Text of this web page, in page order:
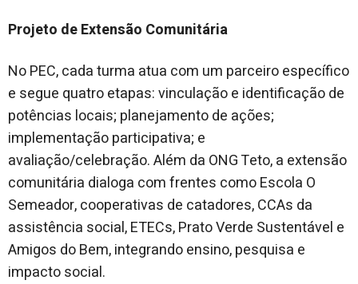
Projeto de Extensão Comunitária
No PEC, cada turma atua com um parceiro específico
e segue quatro etapas: vinculação e identificação de
potências locais; planejamento de ações;
implementação participativa; e
avaliação/celebração. Além da ONG Teto, a extensão
comunitária dialoga com frentes como Escola O
Semeador, cooperativas de catadores, CCAs da
assistência social, ETECs, Prato Verde Sustentável e
Amigos do Bem, integrando ensino, pesquisa e
impacto social.